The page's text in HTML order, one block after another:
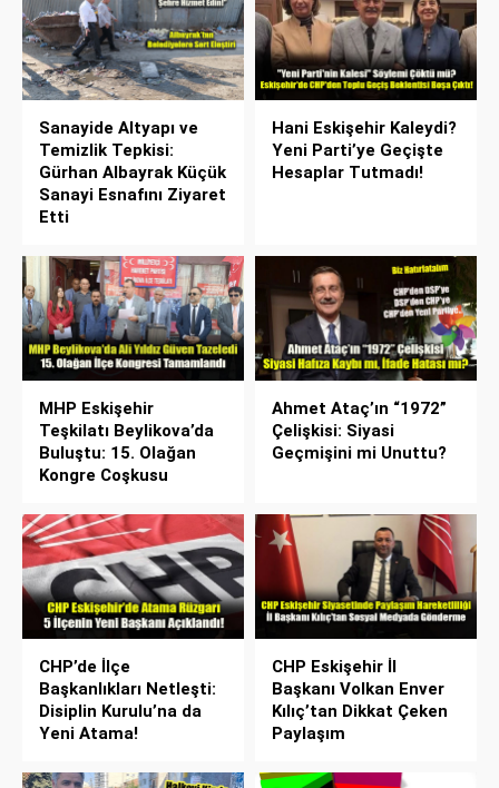
Sanayide Altyapı ve
Temizlik Tepkisi:
Gürhan Albayrak Küçük
Sanayi Esnafını Ziyaret
Etti
Hani Eskişehir Kaleydi?
Yeni Parti’ye Geçişte
Hesaplar Tutmadı!
MHP Eskişehir
Teşkilatı Beylikova’da
Buluştu: 15. Olağan
Kongre Coşkusu
Ahmet Ataç’ın “1972”
Çelişkisi: Siyasi
Geçmişini mi Unuttu?
CHP’de İlçe
Başkanlıkları Netleşti:
Disiplin Kurulu’na da
Yeni Atama!
CHP Eskişehir İl
Başkanı Volkan Enver
Kılıç’tan Dikkat Çeken
Paylaşım